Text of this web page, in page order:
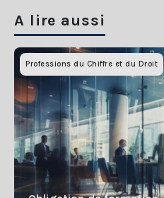
A lire aussi
Professions du Chiffre et du Droit